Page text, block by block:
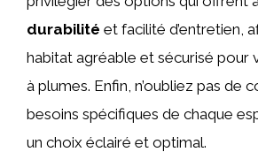
durabilité et facilité d’entretien,
habitat agréable et sécurisé pour
à plumes. Enfin, n’oubliez pas de
besoins spécifiques de chaque
un choix éclairé et optimal.